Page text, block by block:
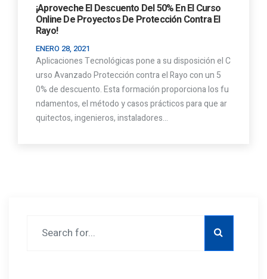
¡Aproveche El Descuento Del 50% En El Curso
Online De Proyectos De Protección Contra El
Rayo!
ENERO 28, 2021
Aplicaciones Tecnológicas pone a su disposición el C
urso Avanzado Protección contra el Rayo con un 5
0% de descuento. Esta formación proporciona los fu
ndamentos, el método y casos prácticos para que ar
quitectos, ingenieros, instaladores…